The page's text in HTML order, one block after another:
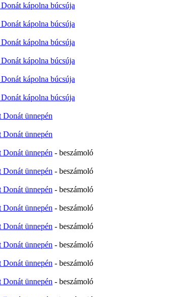
kápolna búcsúja
kápolna búcsúja
kápolna búcsúja
kápolna búcsúja
kápolna búcsúja
kápolna búcsúja
Donát ünnepén
Donát ünnepén
Donát ünnepén - beszámoló
Donát ünnepén - beszámoló
Donát ünnepén - beszámoló
Donát ünnepén - beszámoló
Donát ünnepén - beszámoló
Donát ünnepén - beszámoló
Donát ünnepén - beszámoló
Donát ünnepén - beszámoló